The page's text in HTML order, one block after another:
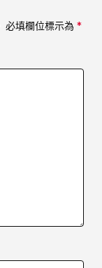
必填欄位標示為 *